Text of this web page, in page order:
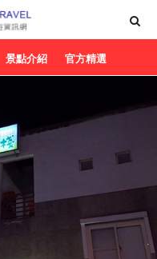
景點介紹 官方精選